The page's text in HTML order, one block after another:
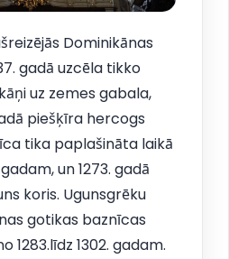
Dominikānas
gadā uzcēla tikko
uz zemes gabala,
piešķīra hercogs
tika paplašināta laikā
un 1273. gadā
koris. Ugunsgrēku
gotikas baznīcas
1283.līdz 1302. gadam.